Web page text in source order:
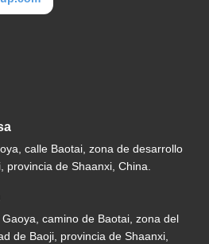
calle Baotai, zona de desarrollo
provincia de Shaanxi, China.
camino de Baotai, zona del
de Baoji, provincia de Shaanxi,